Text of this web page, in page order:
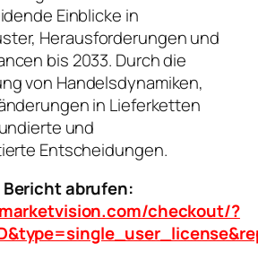
Einblicke in
Herausforderungen und
bis 2033. Durch die
von Handelsdynamiken,
in Lieferketten
und
Entscheidungen.
abrufen:
checkout/?